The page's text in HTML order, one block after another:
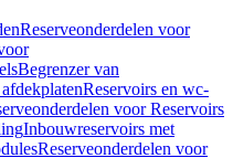
Reserveonderdelen voor
Begrenzer van
Reservoirs en wc-
voor Reservoirs
Inbouwreservoirs met
Reserveonderdelen voor